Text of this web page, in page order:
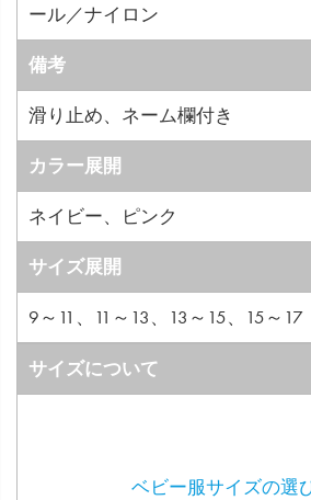
ール／ナイロン
備考
滑り止め、ネーム欄付き
カラー展開
ネイビー、ピンク
サイズ展開
9～11、11～13、13～15、15～17
サイズについて
ベビー服サイズの選